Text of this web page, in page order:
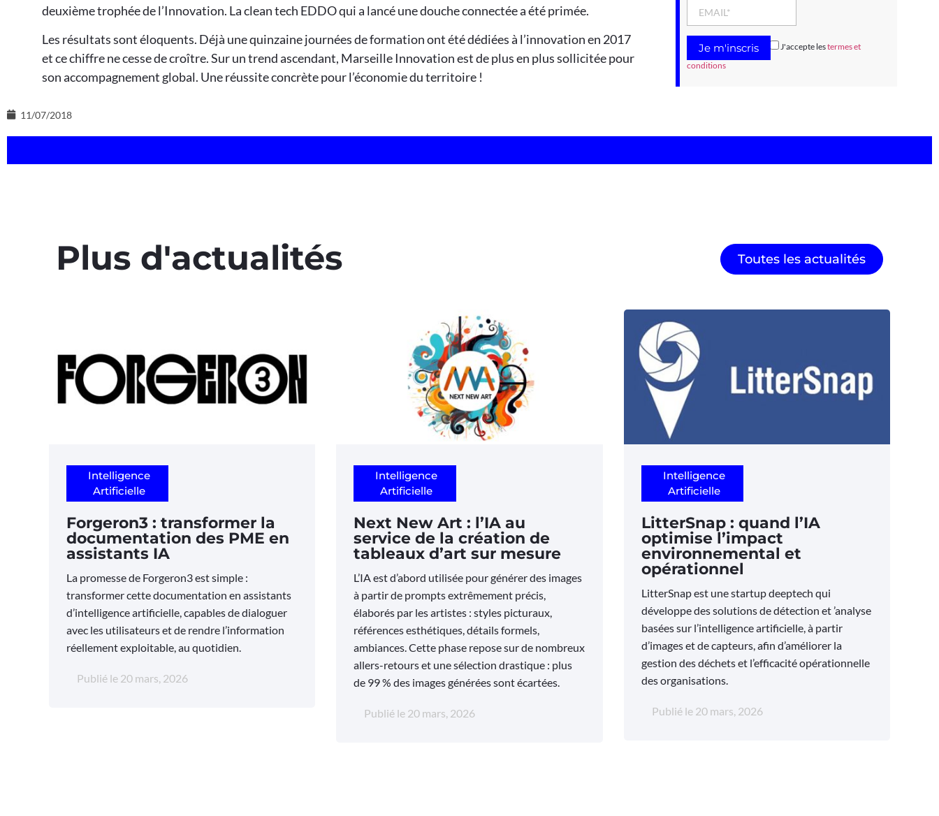
deuxième trophée de l’Innovation. La clean tech EDDO qui a lancé une douche connectée a été primée.
Les résultats sont éloquents. Déjà une quinzaine journées de formation ont été dédiées à l’innovation en 2017
et ce chiffre ne cesse de croître. Sur un trend ascendant, Marseille Innovation est de plus en plus sollicitée pour
son accompagnement global. Une réussite concrète pour l’économie du territoire !
J'accepte lestermes et
conditions
11/07/2018
Plus d'actualités Toutes les actualités
Intelligence
Artificielle
Forgeron3 : transformer la
documentation des PME en
assistants IA
La promesse de Forgeron3 est simple :
transformer cette documentation en assistants
d’intelligence artificielle, capables de dialoguer
avec les utilisateurs et de rendre l’information
réellement exploitable, au quotidien.
Publié le 20 mars, 2026
Intelligence
Artificielle
Next New Art : l’IA au
service de la création de
tableaux d’art sur mesure
L’IA est d’abord utilisée pour générer des images
à partir de prompts extrêmement précis,
élaborés par les artistes : styles picturaux,
références esthétiques, détails formels,
ambiances. Cette phase repose sur de nombreux
allers-retours et une sélection drastique : plus
de 99 % des images générées sont écartées.
Publié le 20 mars, 2026
Intelligence
Artificielle
LitterSnap : quand l’IA
optimise l’impact
environnemental et
opérationnel
LitterSnap est une startup deeptech qui
développe des solutions de détection et ’analyse
basées sur l’intelligence artificielle, à partir
d’images et de capteurs, afin d’améliorer la
gestion des déchets et l’efficacité opérationnelle
des organisations.
Publié le 20 mars, 2026